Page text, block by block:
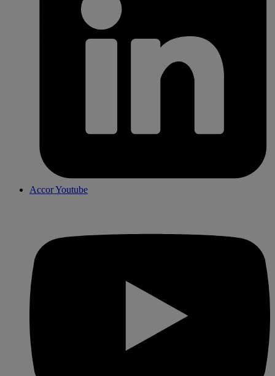
Accor Youtube